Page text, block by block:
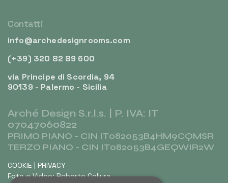
Contatti
info@archedesignrooms.com
(+39) 320 82 89 600
via Principe di Scordia, 94
90139 - Palermo - Sicilia
Arché Design S.r.l.s. | P. IVA: IT
07047060822
PRIMO PIANO - CIN IT082053B4HM9CQMSR
TERZO PIANO - CIN IT082053B4GEQWIR2W
COOKIE | PRIVACY
Foto e Video: Roberto Collura